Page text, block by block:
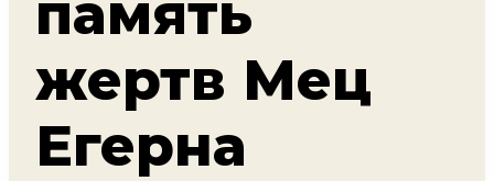
память
жертв Мец
Егерна